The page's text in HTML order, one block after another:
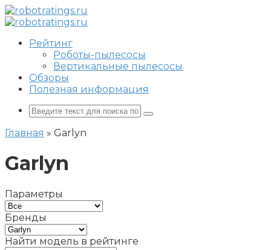
Перейти
к
Рейтинг
Роботы-пылесосы
Вертикальные пылесосы
Обзоры
Полезная информация
Поиск:
Главная » Garlyn
Garlyn
Параметры
Бренды
Найти модель в рейтинге